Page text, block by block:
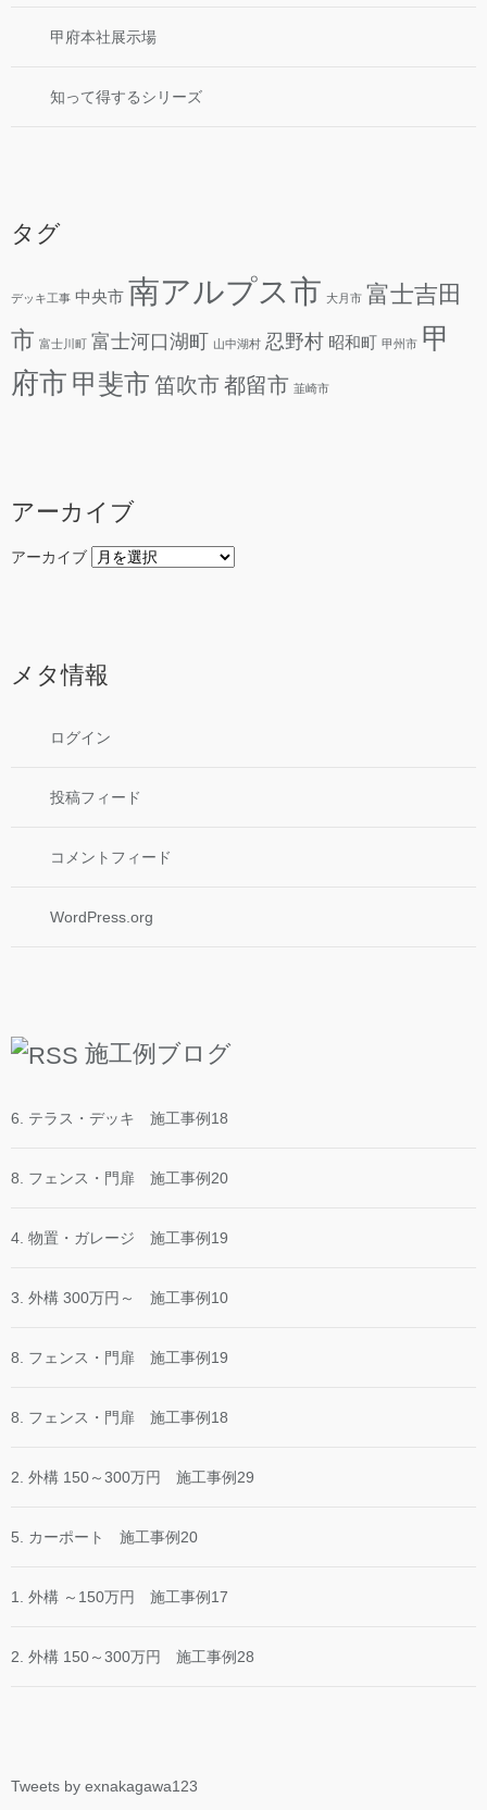
甲府本社展示場
知って得するシリーズ
タグ
デッキ工事 中央市 南アルプス市 大月市 富士吉田
市 富士川町 富士河口湖町 山中湖村 忍野村 昭和町 甲州市 甲
府市 甲斐市 笛吹市都留市 韮崎市
アーカイブ
アーカイブ
メタ情報
ログイン
投稿フィード
コメントフィード
WordPress.org
施工例ブログ
6. テラス・デッキ 施工事例18
8. フェンス・門扉 施工事例20
4. 物置・ガレージ 施工事例19
3. 外構 300万円～ 施工事例10
8. フェンス・門扉 施工事例19
8. フェンス・門扉 施工事例18
2. 外構 150～300万円 施工事例29
5. カーポート 施工事例20
1. 外構 ～150万円 施工事例17
2. 外構 150～300万円 施工事例28
Tweets by exnakagawa123